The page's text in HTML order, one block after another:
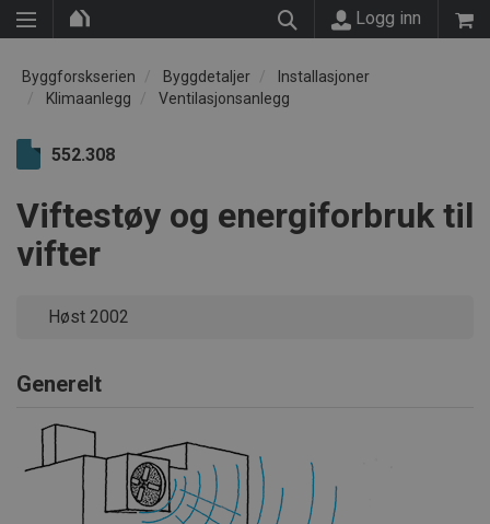
Logg inn
Byggforskserien Byggdetaljer
Installasjoner
Klimaanlegg
Ventilasjonsanlegg
552.308
Viftestøy og energiforbruk til
vifter
Høst 2002
Generelt